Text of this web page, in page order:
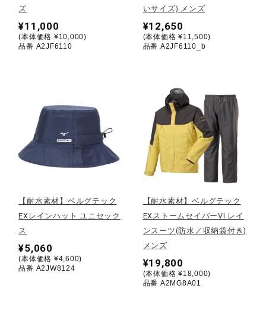
柔道
ウォーキングシューズ
ズ
¥11,000
(本体価格 ¥10,000)
品番 A2JF6110
いサイズ) メンズ
¥12,650
(本体価格 ¥11,500)
品番 A2JF6110_b
【耐水素材】ベルグテック
EXレインハット ユニセック
ス
¥5,060
(本体価格 ¥4,600)
品番 A2JW8124
【耐水素材】ベルグテック
EXストームセイバーVI レイ
ンスーツ(防水／収納袋付き)
メンズ
¥19,800
(本体価格 ¥18,000)
品番 A2MG8A01